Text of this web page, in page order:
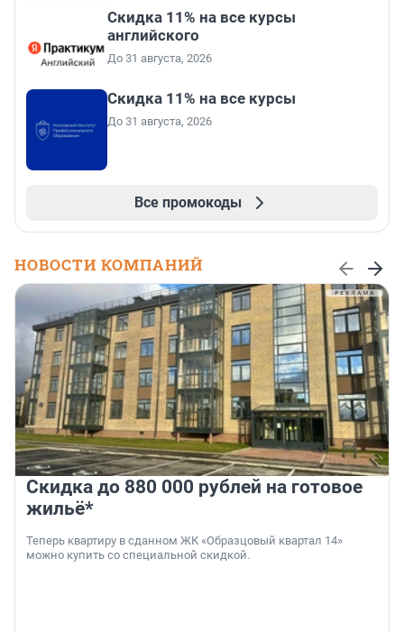
Скидка 11% на все курсы
английского
До 31 августа, 2026
Скидка 11% на все курсы
До 31 августа, 2026
Все промокоды
НОВОСТИ КОМПАНИЙ
Скидка до 880 000 рублей на готовое
жильё*
Теперь квартиру в сданном ЖК «Образцовый квартал 14»
можно купить со специальной скидкой.